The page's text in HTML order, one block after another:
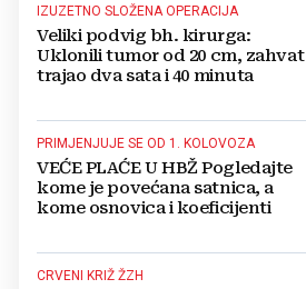
IZUZETNO SLOŽENA OPERACIJA
Veliki podvig bh. kirurga:
Uklonili tumor od 20 cm, zahvat
trajao dva sata i 40 minuta
PRIMJENJUJE SE OD 1. KOLOVOZA
VEĆE PLAĆE U HBŽ Pogledajte
kome je povećana satnica, a
kome osnovica i koeficijenti
CRVENI KRIŽ ŽZH